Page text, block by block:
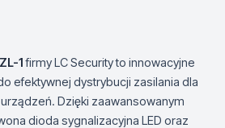
1firmy LC Security to innowacyjne
efektywnej dystrybucji zasilania dla
Dzięki zaawansowanym
dioda sygnalizacyjna LED oraz